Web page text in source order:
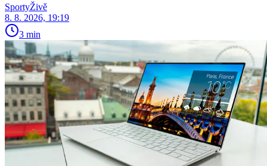
SportyŽivě
8. 8. 2026, 19:19
3 min